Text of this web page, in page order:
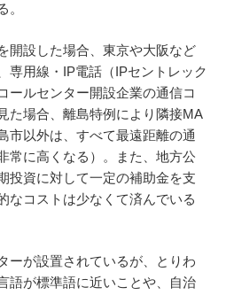
。
開設した場合、東京や大阪など
専用線・IP電話（IPセントレック
ールセンター開設企業の通信コ
た場合、離島特例により隣接MA
市以外は、すべて最遠距離の通
常に高くなる）。また、地方公
投資に対して一定の補助金を支
なコストは少なくて済んでいる
ーが設置されているが、とりわ
語が標準語に近いことや、自治